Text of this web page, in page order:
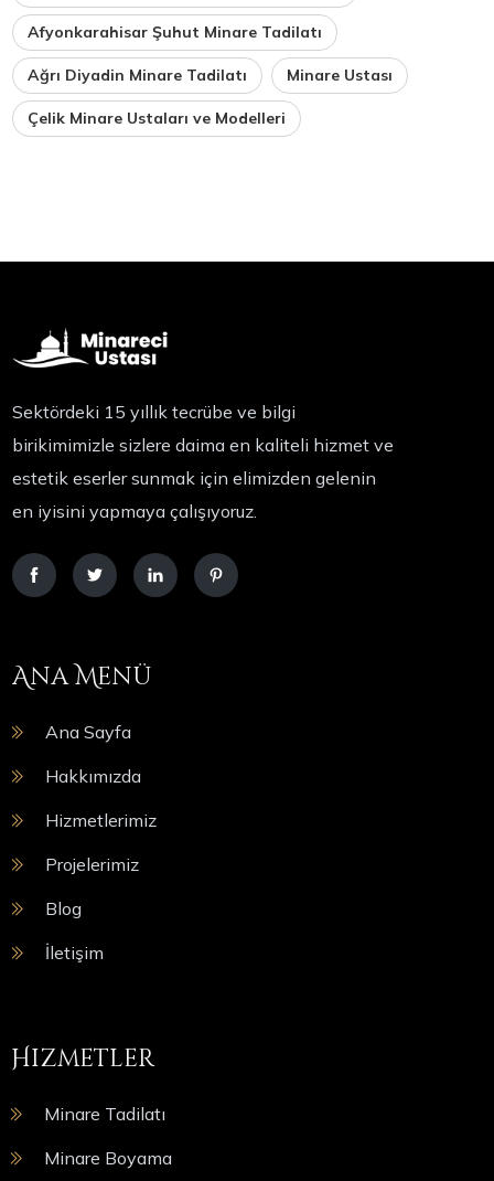
Afyonkarahisar Şuhut Minare Tadilatı
Ağrı Diyadin Minare Tadilatı Minare Ustası
Çelik Minare Ustaları ve Modelleri
Sektördeki 15 yıllık tecrübe ve bilgi
birikimimizle sizlere daima en kaliteli hizmet ve
estetik eserler sunmak için elimizden gelenin
en iyisini yapmaya çalışıyoruz.
Ana Menü
Ana Sayfa
Hakkımızda
Hizmetlerimiz
Projelerimiz
Blog
İletişim
Hizmetler
Minare Tadilatı
Minare Boyama